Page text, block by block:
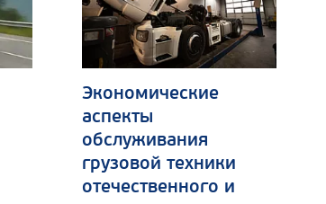
Экономические
аспекты
обслуживания
грузовой техники
отечественного и